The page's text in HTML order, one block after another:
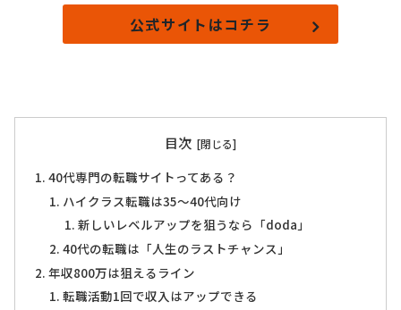
公式サイトはコチラ
目次
40代専門の転職サイトってある？
ハイクラス転職は35～40代向け
新しいレベルアップを狙うなら「doda」
40代の転職は「人生のラストチャンス」
年収800万は狙えるライン
転職活動1回で収入はアップできる